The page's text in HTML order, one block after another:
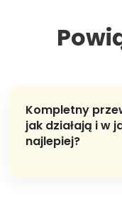
Kompletny
jak działają i w
najlepiej?